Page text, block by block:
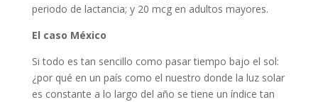
periodo de lactancia; y 20 mcg en adultos mayores.
El caso México
Si todo es tan sencillo como pasar tiempo bajo el sol:
¿por qué en un país como el nuestro donde la luz solar
es constante a lo largo del año se tiene un índice tan